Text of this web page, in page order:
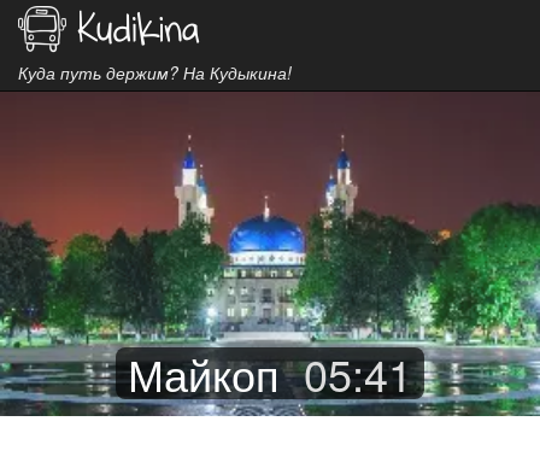
Куда путь держим? На Кудыкина!
Майкоп 05:41